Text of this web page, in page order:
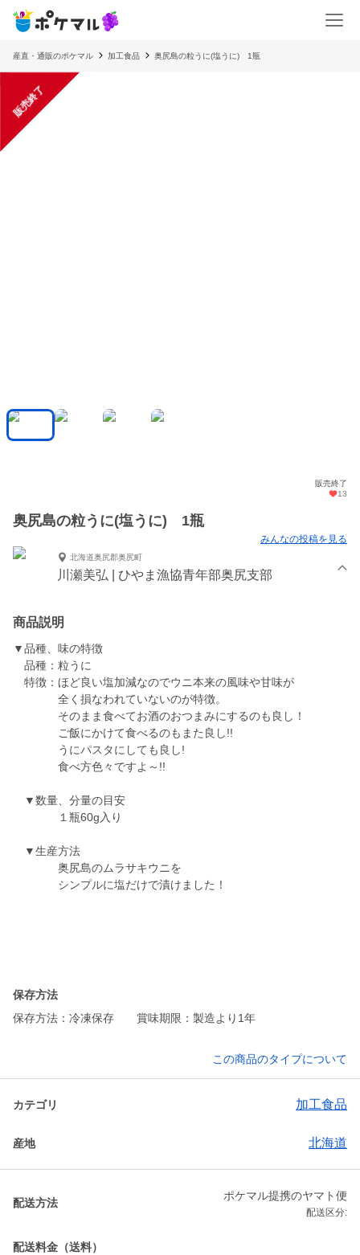
産直・通販のポケマル 加工食品 奥尻島の粒うに(塩うに) 1瓶
販売終了
販売終了
13
奥尻島の粒うに(塩うに) 1瓶
みんなの投稿を見る
北海道奥尻郡奥尻町
川瀬美弘 | ひやま漁協青年部奥尻支部
商品説明
▼品種、味の特徴
品種：粒うに
特徴：ほど良い塩加減なのでウニ本来の風味や甘味が
全く損なわれていないのが特徴。
そのまま食べてお酒のおつまみにするのも良し！
ご飯にかけて食べるのもまた良し!!
うにパスタにしても良し!
食べ方色々ですよ～!!
▼数量、分量の目安
１瓶60g入り
▼生産方法
奥尻島のムラサキウニを
シンプルに塩だけで漬けました！
保存方法
保存方法：冷凍保存 賞味期限：製造より1年
この商品のタイプについて
カテゴリ 加工食品
産地 北海道
配送方法
ポケマル提携のヤマト便
配送区分:
配送料金（送料）